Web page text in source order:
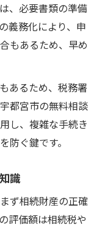
、必要書類の準備
義務化により、申
もあるため、早め
あるため、税務署
都宮市の無料相談
し、複雑な手続き
防ぐ鍵です。
識
ず相続財産の正確
評価額は相続税や